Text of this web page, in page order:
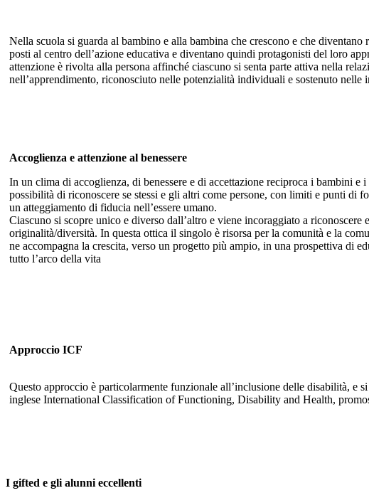
Nella scuola si guarda al bambino e alla bambina che crescono e che diventano
posti al centro dell’azione educativa e diventano quindi protagonisti del loro
attenzione è rivolta alla persona affinché ciascuno si senta parte attiva nella
nell’apprendimento, riconosciuto nelle potenzialità individuali e sostenuto nelle
Accoglienza e attenzione al benessere
In un clima di accoglienza, di benessere e di accettazione reciproca i bambini e i
possibilità di riconoscere se stessi e gli altri come persone, con limiti e punti di
un atteggiamento di fiducia nell’essere umano.
Ciascuno si scopre unico e diverso dall’altro e viene incoraggiato a riconoscere
originalità/diversità. In questa ottica il singolo è risorsa per la comunità e la
ne accompagna la crescita, verso un progetto più ampio, in una prospettiva di
tutto l’arco della vita
Approccio ICF
Questo approccio è particolarmente funzionale all’inclusione delle disabilità, e
inglese International Classification of Functioning, Disability and Health,
I gifted e gli alunni eccellenti